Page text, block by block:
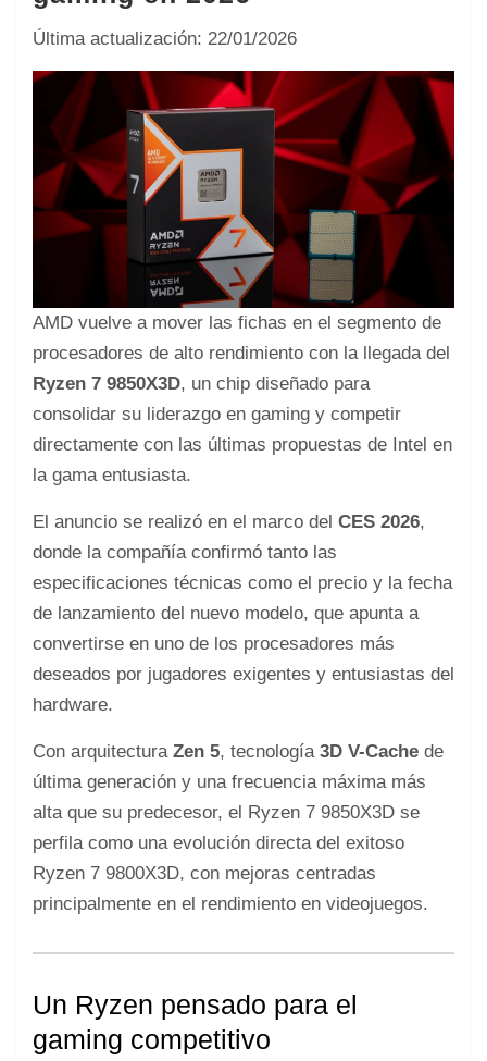
Última actualización: 22/01/2026
AMD vuelve a mover las fichas en el segmento de
procesadores de alto rendimiento con la llegada del
Ryzen 7 9850X3D, un chip diseñado para
consolidar su liderazgo en gaming y competir
directamente con las últimas propuestas de Intel en
la gama entusiasta.
El anuncio se realizó en el marco del CES 2026,
donde la compañía confirmó tanto las
especificaciones técnicas como el precio y la fecha
de lanzamiento del nuevo modelo, que apunta a
convertirse en uno de los procesadores más
deseados por jugadores exigentes y entusiastas del
hardware.
Con arquitectura Zen 5, tecnología 3D V-Cache de
última generación y una frecuencia máxima más
alta que su predecesor, el Ryzen 7 9850X3D se
perfila como una evolución directa del exitoso
Ryzen 7 9800X3D, con mejoras centradas
principalmente en el rendimiento en videojuegos.
Un Ryzen pensado para el
gaming competitivo